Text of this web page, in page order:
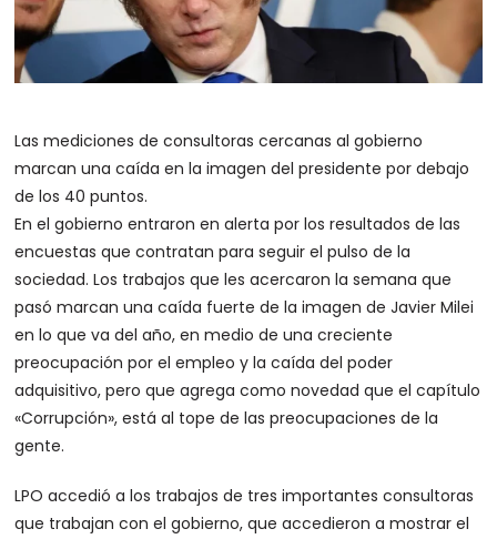
Las mediciones de consultoras cercanas al gobierno
marcan una caída en la imagen del presidente por debajo
de los 40 puntos.
En el gobierno entraron en alerta por los resultados de las
encuestas que contratan para seguir el pulso de la
sociedad. Los trabajos que les acercaron la semana que
pasó marcan una caída fuerte de la imagen de Javier Milei
en lo que va del año, en medio de una creciente
preocupación por el empleo y la caída del poder
adquisitivo, pero que agrega como novedad que el capítulo
«Corrupción», está al tope de las preocupaciones de la
gente.
LPO accedió a los trabajos de tres importantes consultoras
que trabajan con el gobierno, que accedieron a mostrar el